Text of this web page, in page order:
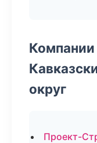
Компании
округ
Проект-